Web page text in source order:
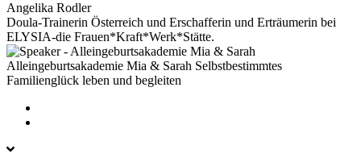
Angelika Rodler
Doula-Trainerin Österreich und Erschafferin und Erträumerin bei
ELYSIA-die Frauen*Kraft*Werk*Stätte.
Alleingeburtsakademie Mia & Sarah Selbstbestimmtes
Familienglück leben und begleiten